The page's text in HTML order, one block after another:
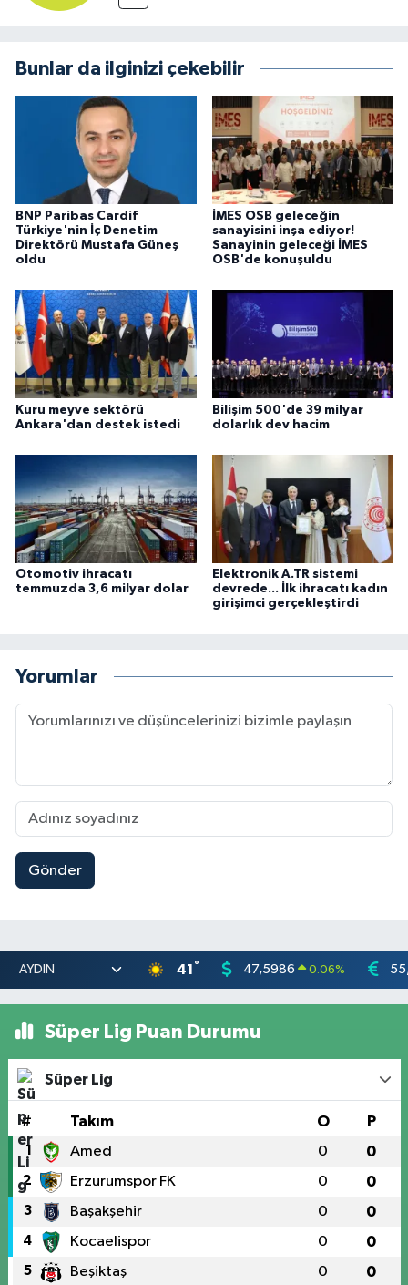
Bunlar da ilginizi çekebilir
BNP Paribas Cardif
Türkiye'nin İç Denetim
Direktörü Mustafa Güneş
oldu
İMES OSB geleceğin
sanayisini inşa ediyor!
Sanayinin geleceği İMES
OSB'de konuşuldu
Kuru meyve sektörü
Ankara'dan destek istedi
Bilişim 500'de 39 milyar
dolarlık dev hacim
Otomotiv ihracatı
temmuzda 3,6 milyar dolar
Elektronik A.TR sistemi
devrede... İlk ihracatı kadın
girişimci gerçekleştirdi
Yorumlar
Gönder
41 ° 47,5986 0.06%
Süper Lig Puan Durumu
Süper Lig
# Takım O P
1 Amed 0 0
2 Erzurumspor FK 0 0
3 Başakşehir 0 0
4 Kocaelispor 0 0
5 Beşiktaş 0 0